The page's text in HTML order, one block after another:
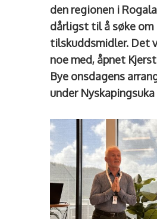
den regionen i
dårligst til å søke om
tilskuddsmidler. Det
noe med, åpnet
Bye onsdagens
under